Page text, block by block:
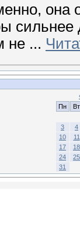
она
не ...
Пн
Вт
3
4
10
11
17
18
24
25
31